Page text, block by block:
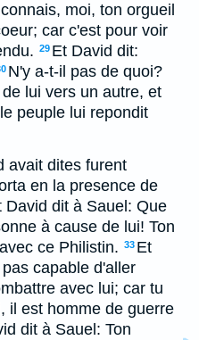
moi, ton orgueil
car c'est pour voir
29 Et David dit:
N'y a-t-il pas de quoi?
lui vers un autre, et
peuple lui repondit
avait dites furent
en la presence de
David dit à Sauel: Que
à cause de lui! Ton
ce Philistin. 33 Et
capable d'aller
avec lui; car tu
il est homme de guerre
dit à Sauel: Ton